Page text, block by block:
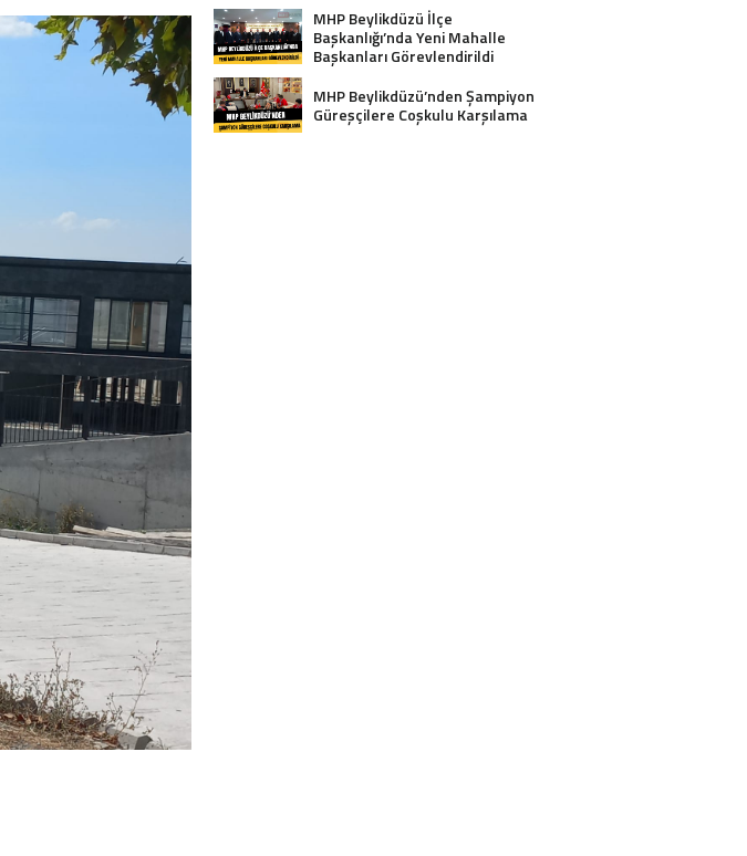
MHP Beylikdüzü İlçe
Başkanlığı’nda Yeni Mahalle
Başkanları Görevlendirildi
MHP Beylikdüzü’nden Şampiyon
Güreşçilere Coşkulu Karşılama